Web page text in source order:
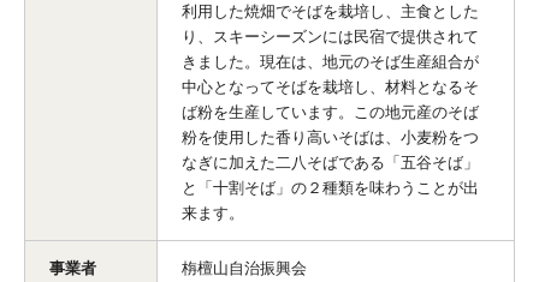
利用した焼畑でそばを栽培し、主食とした
り、スキーシーズンには民宿で提供されて
きました。現在は、地元のそば生産組合が
中心となってそばを栽培し、材料となるそ
ば粉を生産しています。この地元産のそば
粉を使用した香り高いそばは、小麦粉をつ
なぎに加えた二八そばである「五谷そば」
と「十割そば」の２種類を味わうことが出
来ます。
事業者
栴檀山自治振興会